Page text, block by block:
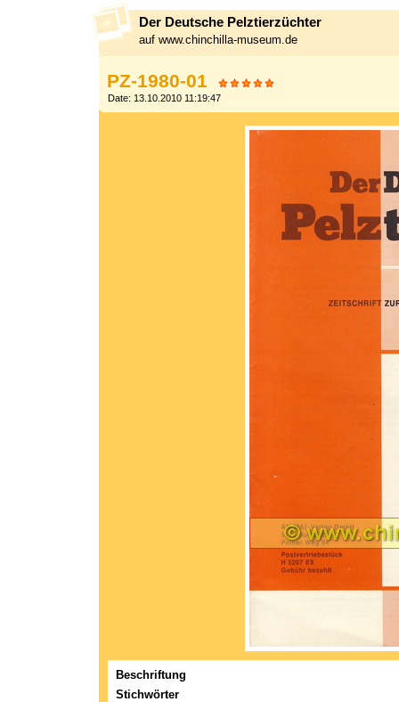
Der Deutsche Pelztierzüchter
auf www.chinchilla-museum.de
PZ-1980-01
Date: 13.10.2010 11:19:47
Beschriftung
Stichwörter